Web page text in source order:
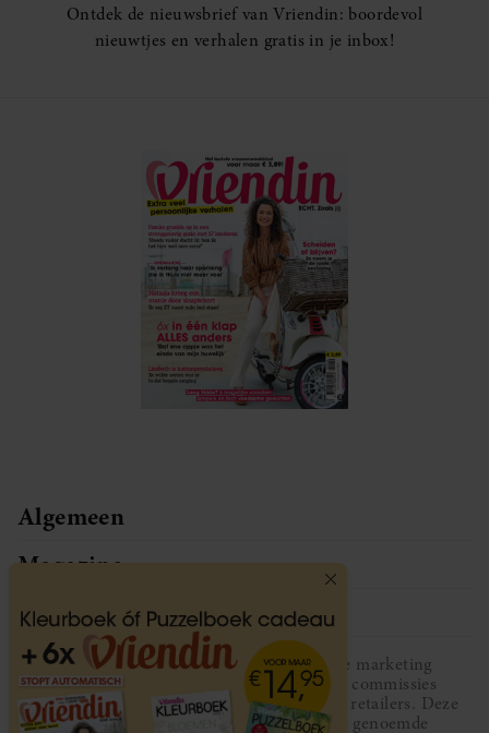
Ontdek de nieuwsbrief van Vriendin: boordevol
nieuwtjes en verhalen gratis in je inbox!
Algemeen
Magazine
Service
Vriendin participeert in diverse affiliate marketing
programma’s, dat houdt in dat Vriendin commissies
ontvangt voor aankopen middels links van retailers. Deze
website wordt niet gesponsord door de genoemde